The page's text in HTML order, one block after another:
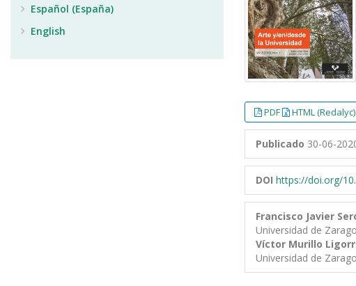
PDF HTML (Redalyc)
Publicado 30-06-
DOI https://doi.org/
Francisco Javier
Universidad de
Víctor Murillo
Universidad de
Español (España)
English